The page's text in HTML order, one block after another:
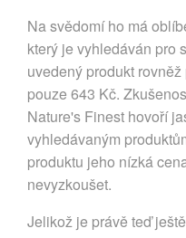
Na svědomí ho má
který je vyhledáván pro
uvedený produkt
pouze 643 Kč.
Nature's Finest hovoří
vyhledávaným
produktu jeho nízká
nevyzkoušet.
Jelikož je právě teď